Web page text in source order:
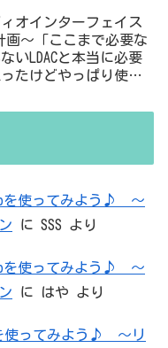
オインターフェイス
画～「ここまで必要な
いLDACと本当に必要
たけどやっぱり使っ
はシンプルだった
を使ってみよう♪ ～
に SSS より
を使ってみよう♪ ～
に はや より
を使ってみよう♪ ～リ